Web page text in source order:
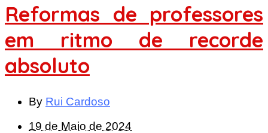
Reformas de professores
em ritmo de recorde
absoluto
By Rui Cardoso
19 de Maio de 2024